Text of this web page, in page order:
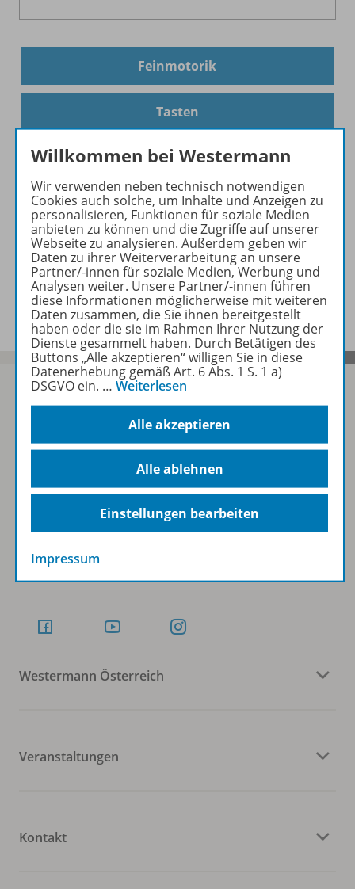
Feinmotorik
Tasten
Hören
Raumvorstellung & Bauen
Farben & Formen
Genaues Schauen
Folgen Sie uns auf Social Media
Westermann Österreich
Veranstaltungen
Kontakt
Willkommen bei Westermann
Wir verwenden neben technisch notwendigen
Cookies auch solche, um Inhalte und Anzeigen zu
personalisieren, Funktionen für soziale Medien
anbieten zu können und die Zugriffe auf unserer
Webseite zu analysieren. Außerdem geben wir
Daten zu ihrer Weiterverarbeitung an unsere
Partner/-innen für soziale Medien, Werbung und
Analysen weiter. Unsere Partner/-innen führen
diese Informationen möglicherweise mit weiteren
Daten zusammen, die Sie ihnen bereitgestellt
haben oder die sie im Rahmen Ihrer Nutzung der
Dienste gesammelt haben. Durch Betätigen des
Buttons „Alle akzeptieren“ willigen Sie in diese
Datenerhebung gemäß Art. 6 Abs. 1 S. 1 a)
DSGVO ein. … Weiterlesen
Alle akzeptieren
Alle ablehnen
Einstellungen bearbeiten
Impressum